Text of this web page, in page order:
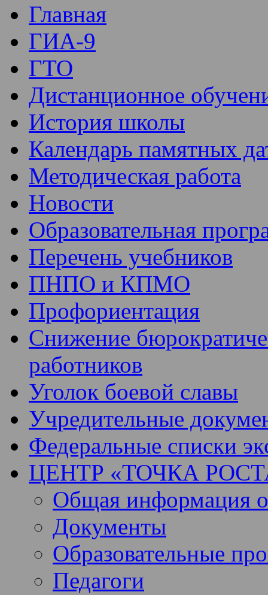
Главная
ГИА-9
ГТО
Дистанционное
История школы
Календарь памятных
Методическая работа
Новости
Образовательная
Перечень учебников
ПНПО и КПМО
Профориентация
Снижение
работников
Уголок боевой славы
Учредительные
Федеральные списки
ЦЕНТР «ТОЧКА
Общая информация о
Документы
Образовательные
Педагоги